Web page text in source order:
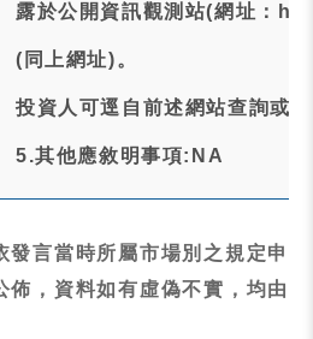
露於公開資訊觀測站(網址：
(同上網址)。
投資人可逕自前述網站查詢或
5.其他應敘明事項:NA
發言當時所屬市場別之規定申
佈，資料如有虛偽不實，均由